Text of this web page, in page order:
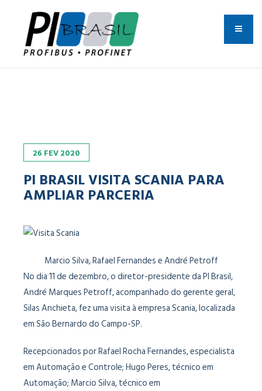
26 FEV2020
PI BRASIL VISITA SCANIA PARA
AMPLIAR PARCERIA
Marcio Silva, Rafael Fernandes e André Petroff
No dia 11 de dezembro, o diretor-presidente da PI Brasil,
André Marques Petroff, acompanhado do gerente geral,
Silas Anchieta, fez uma visita à empresa Scania, localizada
em São Bernardo do Campo-SP.
Recepcionados por Rafael Rocha Fernandes, especialista
em Automação e Controle; Hugo Peres, técnico em
Automação; Marcio Silva, técnico em